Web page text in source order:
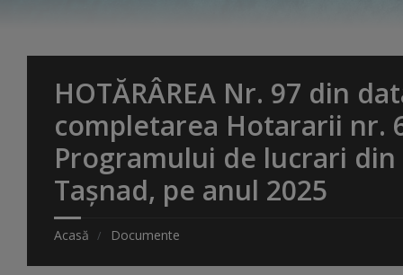
HOTĂRÂREA Nr. 97 din
completarea Hotararii nr.
Programului de lucrari
Tașnad, pe anul 2025
Acasă Documente